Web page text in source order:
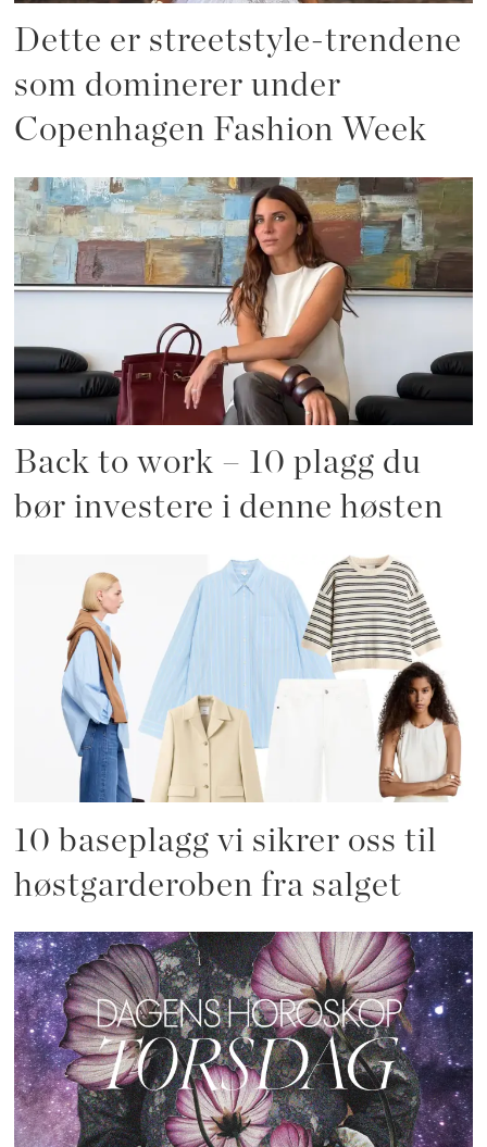
Dette er streetstyle-trendene
som dominerer under
Copenhagen Fashion Week
Back to work – 10 plagg du
bør investere i denne høsten
10 baseplagg vi sikrer oss til
høstgarderoben fra salget